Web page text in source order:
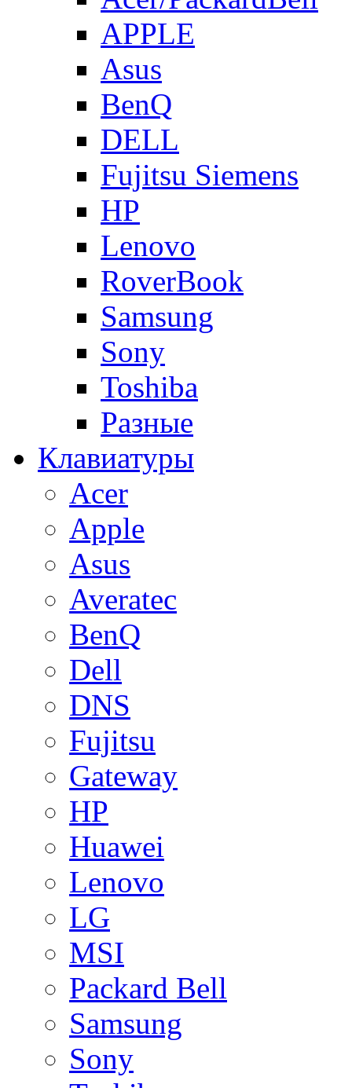
APPLE
Asus
BenQ
DELL
Fujitsu Siemens
HP
Lenovo
RoverBook
Samsung
Sony
Toshiba
Разные
Клавиатуры
Acer
Apple
Asus
Averatec
BenQ
Dell
DNS
Fujitsu
Gateway
HP
Huawei
Lenovo
LG
MSI
Packard Bell
Samsung
Sony